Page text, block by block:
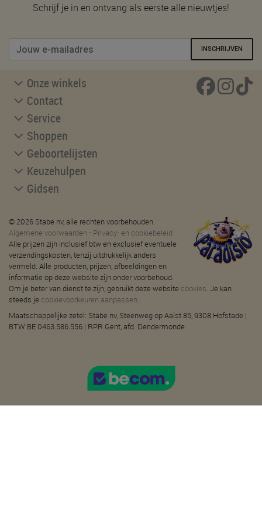
Schrijf je in en ontvang als eerste alle nieuwtjes!
INSCHRIJVEN
Onze winkels
Contact
Service
Shoppen
Geboortelijsten
Keuzehulpen
Gidsen
© 2026 Stabe nv, alle rechten voorbehouden.
Algemene voorwaarden - Privacy- en cookiebeleid
Alle prijzen zijn inclusief btw en exclusief eventuele
verzendingskosten, tenzij uitdrukkelijk anders
vermeld. Alle producten, prijzen, afbeeldingen en
informatie op deze website zijn onder voorbehoud.
Om je beter van dienst te zijn, gebruikt deze website cookies. Je kan
steeds je cookievoorkeuren aanpassen.
Maatschappelijke zetel: Stabe nv, Steenweg op Aalst 85, 9308 Hofstade |
BTW BE 0463.586.556 | RPR Gent, afd. Dendermonde